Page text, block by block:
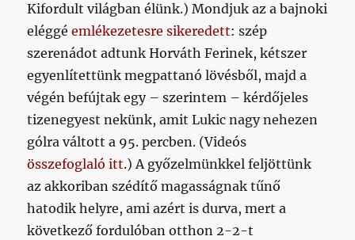
Kifordult világban élünk.) Mondjuk az a bajnoki
eléggéemlékezetesre sikeredett: szép
szerenádot adtunk Horváth Ferinek, kétszer
egyenlítettünk megpattanó lövésből, majd a
végén befújtak egy – szerintem – kérdőjeles
tizenegyest nekünk, amit Lukic nagy nehezen
gólra váltott a 95. percben. (Videós
összefoglaló itt.) A győzelmünkkel feljöttünk
az akkoriban szédítő magasságnak tűnő
hatodik helyre, ami azért is durva, mert a
következő fordulóban otthon 2-2-t